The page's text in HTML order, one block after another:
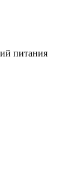
питания